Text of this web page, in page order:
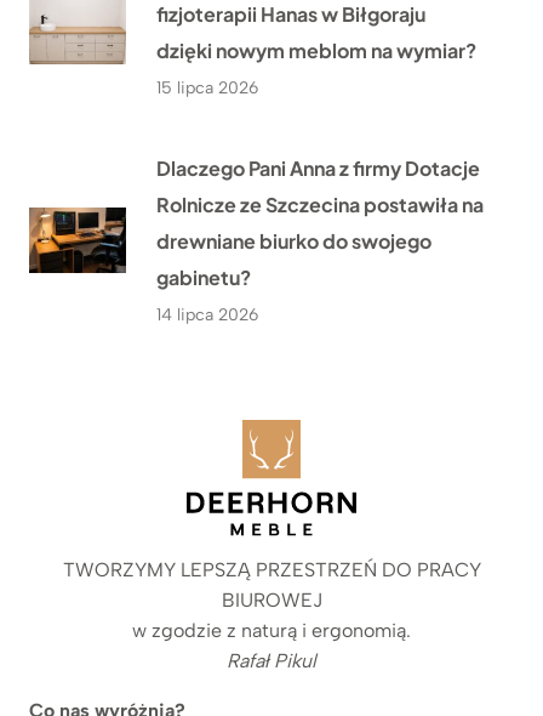
fizjoterapii Hanas w Biłgoraju
dzięki nowym meblom na wymiar?
15 lipca 2026
Dlaczego Pani Anna z firmy Dotacje
Rolnicze ze Szczecina postawiła na
drewniane biurko do swojego
gabinetu?
14 lipca 2026
TWORZYMY LEPSZĄ PRZESTRZEŃ DO PRACY
BIUROWEJ
w zgodzie z naturą i ergonomią.
Rafał Pikul
Co nas wyróżnia?